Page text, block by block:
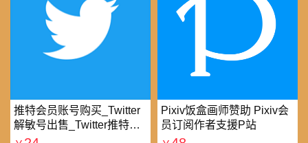
推特会员账号购买_Twitter
解敏号出售_Twitter推特账
号购买批发平台
Pixiv饭盒画师赞助 Pixiv会
员订阅作者支援P站